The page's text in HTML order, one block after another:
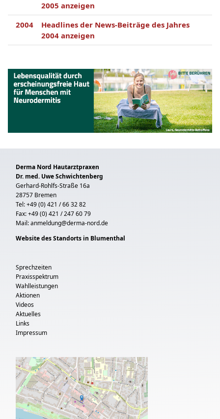
2005 anzeigen
2004
Headlines der News-Beiträge des Jahres
2004 anzeigen
Derma Nord Hautarztpraxen
Dr. med. Uwe Schwichtenberg
Gerhard-Rohlfs-Straße 16a
28757 Bremen
Tel: +49 (0) 421 / 66 32 82
Fax: +49 (0) 421 / 247 60 79
Mail:anmeldung@derma-nord.de
Website des Standorts in Blumenthal
Sprechzeiten
Praxisspektrum
Wahlleistungen
Aktionen
Videos
Aktuelles
Links
Impressum